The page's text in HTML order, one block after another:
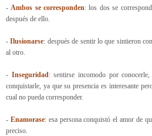
-Ambos se corresponden: los dos se
después de ello.
-Ilusionarse: después de sentir lo que sintieron
al otro.
- Inseguridad: sentirse incomodo por
conquistarle, ya que su presencia es interesante
cual no pueda corresponder.
- Enamorase: esa persona conquistó el amor de
preciso.